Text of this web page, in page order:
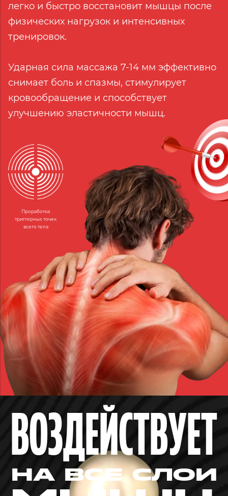
легко и быстро восстановит мышцы после
физических нагрузок и интенсивных
тренировок.
Ударная сила массажа 7-14 мм эффективно
снимает боль и спазмы, стимулирует
кровообращение и способствует
улучшению эластичности мышц.
Проработка
триггерных точек
всего тела
ВОЗДЕЙСТВУЕТ
НА ВСЕ СЛОИ